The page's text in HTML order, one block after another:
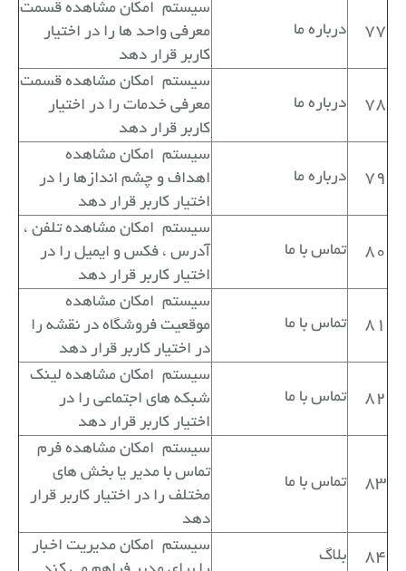
77 درباره ما
سیستم امکان مشاهده قسمت
معرفی واحد ها را در اختیار
کاربر قرار دهد
78 درباره ما
سیستم امکان مشاهده قسمت
معرفی خدمات را در اختیار
کاربر قرار دهد
79 درباره ما
سیستم امکان مشاهده
اهداف و چشم اندازها را در
اختیار کاربر قرار دهد
80 تماس با ما
سیستم امکان مشاهده تلفن ،
آدرس ، فکس و ایمیل را در
اختیار کاربر قرار دهد
81 تماس با ما
سیستم امکان مشاهده
موقعیت فروشگاه در نقشه را
در اختیار کاربر قرار دهد
82 تماس با ما
سیستم امکان مشاهده لینک
شبکه های اجتماعی را در
اختیار کاربر قرار دهد
83 تماس با ما
سیستم امکان مشاهده فرم
تماس با مدیر یا بخش های
مختلف را در اختیار کاربر قرار
دهد
84 بلاگ
سیستم امکان مدیریت اخبار